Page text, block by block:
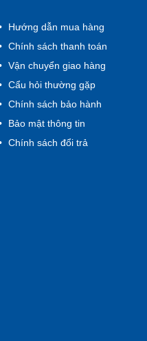
Hướng dẫn mua hàng
Chính sách thanh toán
Vận chuyển giao hàng
Cẩu hỏi thường gặp
Chính sách bảo hành
Bảo mật thông tin
Chính sách đổi trả